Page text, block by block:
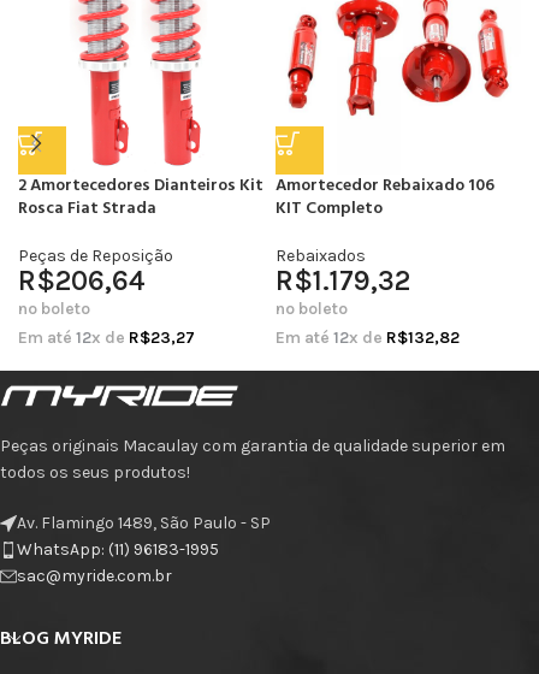
2 Amortecedores Dianteiros Kit
Rosca Fiat Strada
Peças de Reposição
R$206,64
no boleto
Em até 12x de R$23,27
Amortecedor Rebaixado 106
KIT Completo
Rebaixados
R$1.179,32
no boleto
Em até 12x de R$132,82
Peças originais Macaulay com garantia de qualidade superior em
todos os seus produtos!
Av. Flamingo 1489, São Paulo - SP
WhatsApp: (11) 96183-1995
sac@myride.com.br
BLOG MYRIDE